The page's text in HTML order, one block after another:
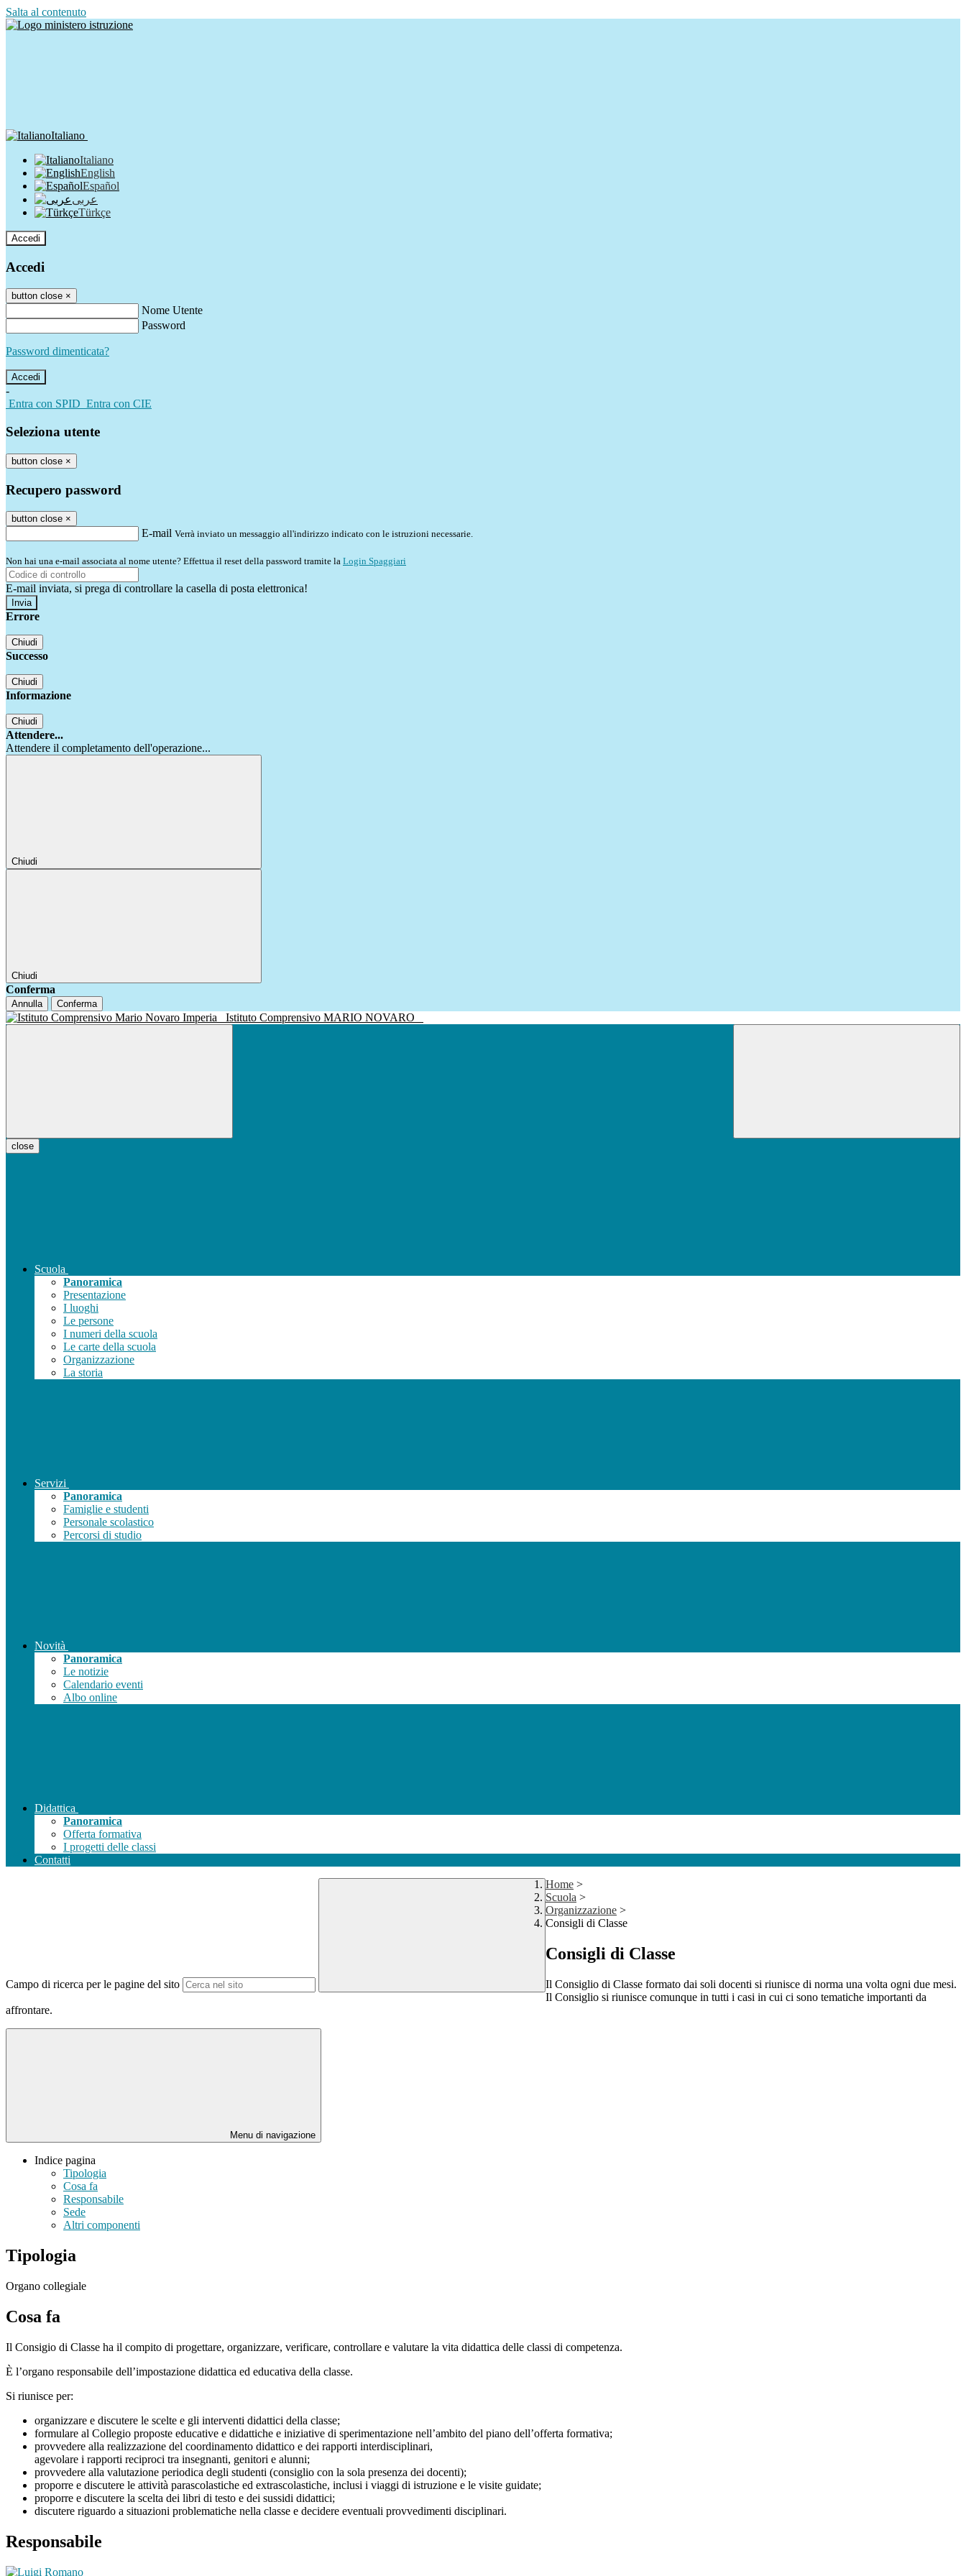
Salta al contenuto
Italiano
Italiano
English
Español
عربى
Türkçe
Accedi
Accedi
button close ×
Nome Utente
Password
Password dimenticata?
-
Entra con SPID Entra con CIE
Seleziona utente
button close ×
Recupero password
button close ×
E-mail Verrà inviato un messaggio all'indirizzo indicato con le istruzioni necessarie.
Non hai una e-mail associata al nome utente? Effettua il reset della password tramite la Login Spaggiari
E-mail inviata, si prega di controllare la casella di posta elettronica!
Errore
Chiudi
Successo
Chiudi
Informazione
Chiudi
Attendere...
Attendere il completamento dell'operazione...
Chiudi
Chiudi
Conferma
Annulla Conferma
Istituto Comprensivo MARIO NOVARO
close
Scuola
Panoramica
Presentazione
I luoghi
Le persone
I numeri della scuola
Le carte della scuola
Organizzazione
La storia
Servizi
Panoramica
Famiglie e studenti
Personale scolastico
Percorsi di studio
Novità
Panoramica
Le notizie
Calendario eventi
Albo online
Didattica
Panoramica
Offerta formativa
I progetti delle classi
Contatti
Campo di ricerca per le pagine del sito
Home >
Scuola >
Organizzazione >
Consigli di Classe
Consigli di Classe
Il Consiglio di Classe formato dai soli docenti si riunisce di norma una volta ogni due mesi.
Il Consiglio si riunisce comunque in tutti i casi in cui ci sono tematiche importanti da
affrontare.
Menu di navigazione
Indice pagina
Tipologia
Cosa fa
Responsabile
Sede
Altri componenti
Tipologia
Organo collegiale
Cosa fa
Il Consigio di Classe ha il compito di progettare, organizzare, verificare, controllare e valutare la vita didattica delle classi di competenza.
È l’organo responsabile dell’impostazione didattica ed educativa della classe.
Si riunisce per:
organizzare e discutere le scelte e gli interventi didattici della classe;
formulare al Collegio proposte educative e didattiche e iniziative di sperimentazione nell’ambito del piano dell’offerta formativa;
provvedere alla realizzazione del coordinamento didattico e dei rapporti interdisciplinari,
agevolare i rapporti reciproci tra insegnanti, genitori e alunni;
provvedere alla valutazione periodica degli studenti (consiglio con la sola presenza dei docenti);
proporre e discutere le attività parascolastiche ed extrascolastiche, inclusi i viaggi di istruzione e le visite guidate;
proporre e discutere la scelta dei libri di testo e dei sussidi didattici;
discutere riguardo a situazioni problematiche nella classe e decidere eventuali provvedimenti disciplinari.
Responsabile